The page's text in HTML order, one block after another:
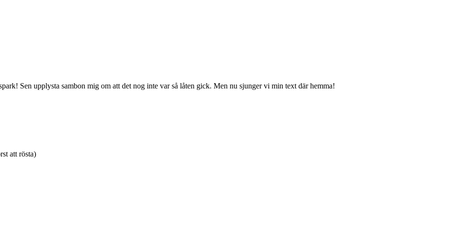
Sen upplysta sambon mig om att det nog inte var så låten gick. Men nu sjunger vi min text där hemma!
att rösta)